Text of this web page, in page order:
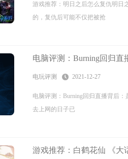
游戏推荐：明日之后怎么复仇明日
的，复仇后可能不仅把被抢
电脑评测：Burning回归
电玩评测 2021-12-27
电脑评测：Burning回归直播背后
去上网的日子已
游戏推荐：白鹤花仙 《大